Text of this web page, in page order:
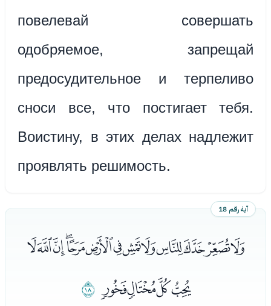
повелевай совершать
одобряемое, запрещай
предосудительное и терпеливо
сноси все, что постигает тебя.
Воистину, в этих делах надлежит
проявлять решимость.
آية رقم 18
ﯷﯸﯹﯺﯻﯼﯽﯾﯿﰀﰁﰂﰃ
ﰄﰅﰆﰇ ﰈ